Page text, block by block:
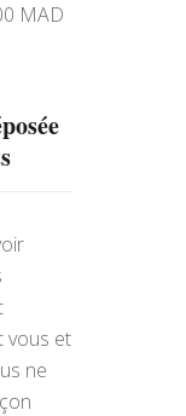
MAD
vous et
ne